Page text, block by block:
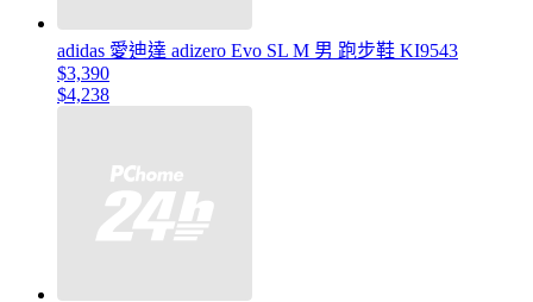
adidas 愛迪達 adizero Evo SL M 男 跑步鞋 KI9543
$3,390
$4,238